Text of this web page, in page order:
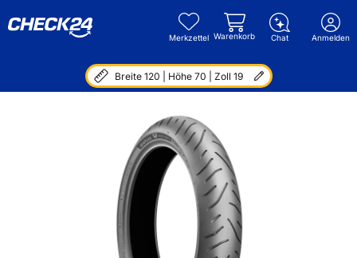
Merkzettel Warenkorb Chat Anmelden
Breite 120 | Höhe 70 | Zoll 19